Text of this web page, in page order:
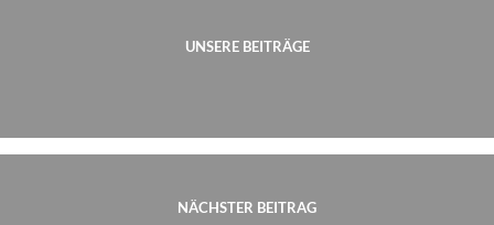
UNSERE BEITRÄGE
NÄCHSTER BEITRAG